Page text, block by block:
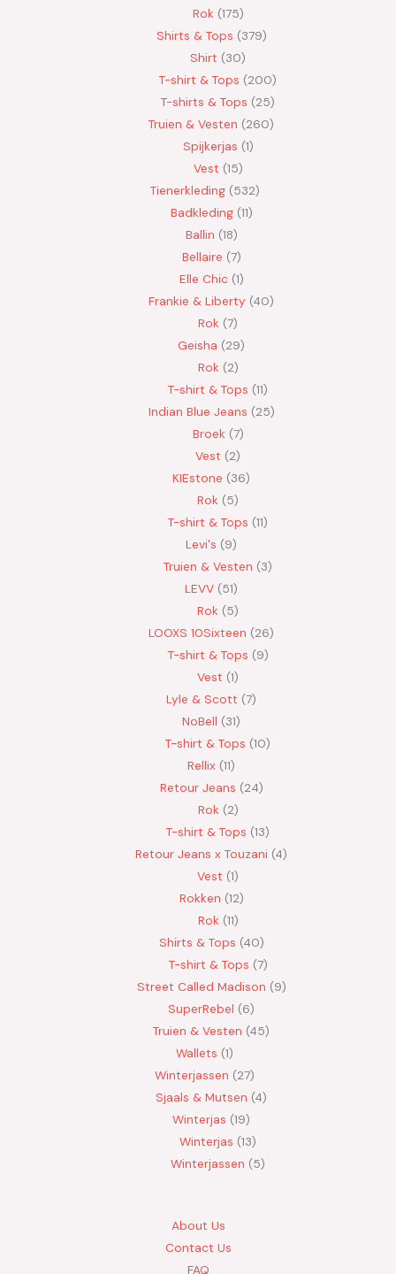
Rok 175
Shirts & Tops 379
Shirt
30
T-shirt & Tops
200
T-shirts & Tops
25
Truien & Vesten
260
Spijkerjas 1
Vest 15
Tienerkleding 532
Badkleding 11
Ballin 18
Bellaire 7
Elle Chic 1
Frankie & Liberty 40
Rok 7
Geisha
29
Rok 2
T-shirt & Tops 11
Indian Blue Jeans 25
Broek 7
Vest
2
KIEstone
36
Rok 5
T-shirt & Tops 11
Levi's
9
Truien & Vesten
3
LEVV 51
Rok 5
LOOXS 10Sixteen
26
T-shirt & Tops 9
Vest 1
Lyle & Scott 7
NoBell
31
T-shirt & Tops 10
Rellix 11
Retour Jeans 24
Rok 2
T-shirt & Tops 13
Retour Jeans x Touzani 4
Vest 1
Rokken 12
Rok 11
Shirts & Tops 40
T-shirt & Tops 7
Street Called Madison 9
SuperRebel
6
Truien & Vesten 45
Wallets 1
Winterjassen
27
Sjaals & Mutsen 4
Winterjas 19
Winterjas 13
Winterjassen
5
About Us
Contact Us
FAQ